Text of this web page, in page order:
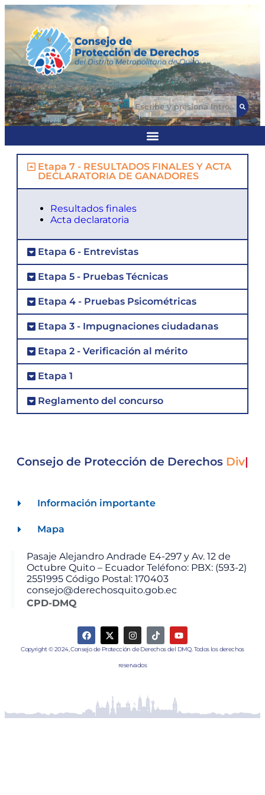
Etapa 7 - RESULTADOS FINALES Y ACTA
DECLARATORIA DE GANADORES
Resultados finales
Acta declaratoria
Etapa 6 - Entrevistas
Etapa 5 - Pruebas Técnicas
Etapa 4 - Pruebas Psicométricas
Etapa 3 - Impugnaciones ciudadanas
Etapa 2 - Verificación al mérito
Etapa 1
Reglamento del concurso
Consejo de Protección de Derechos D|
Información importante
Mapa
Pasaje Alejandro Andrade E4-297 y Av. 12 de
Octubre Quito – Ecuador Teléfono: PBX: (593-2)
2551995 Código Postal: 170403
consejo@derechosquito.gob.ec
CPD-DMQ
Copyright © 2024, Consejo de Protección de Derechos del DMQ. Todos los derechos
reservados